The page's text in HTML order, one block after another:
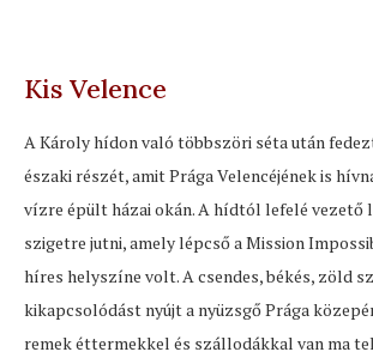
Kis Velence
A Károly hídon való többszöri séta után
északi részét, amit Prága Velencéjének is
vízre épült házai okán. A hídtól lefelé vezető
szigetre jutni, amely lépcső a Mission
híres helyszíne volt. A csendes, békés, zöld
kikapcsolódást nyújt a nyüzsgő Prága
remek éttermekkel és szállodákkal van ma